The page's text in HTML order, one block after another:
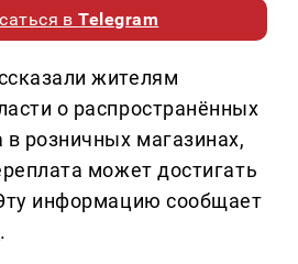
вTelegram
жителям
о распространённых
в розничных магазинах,
может достигать
информацию сообщает
.